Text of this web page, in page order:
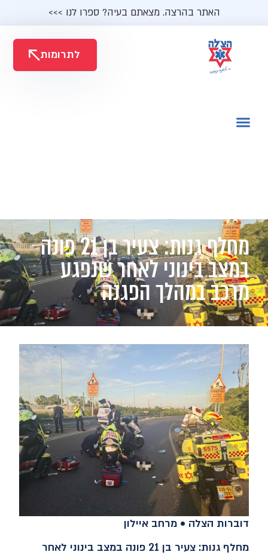
האתר בהרצה. מצאתם בעיה? ספרו לנו >>>
לתרומות
מחלף גנות: צעיר בן 21 פונה
במצב בינוני לאחר שנפגע
מרכב במהלך הפגנה
דוברות הצלה • מרחב איילון
מחלף גנות: צעיר בן 21 פונה במצב בינוני לאחר